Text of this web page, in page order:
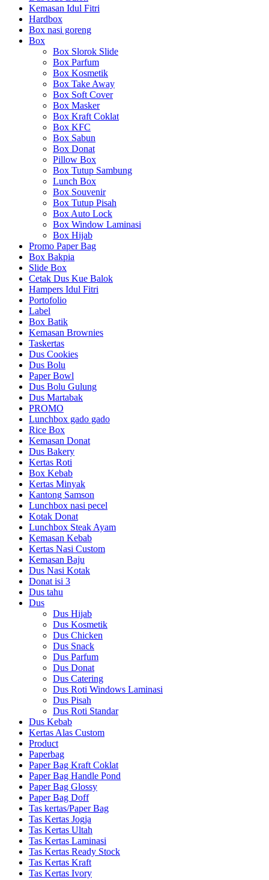
Kemasan Idul Fitri
Hardbox
Box nasi goreng
Box
Box Slorok Slide
Box Parfum
Box Kosmetik
Box Take Away
Box Soft Cover
Box Masker
Box Kraft Coklat
Box KFC
Box Sabun
Box Donat
Pillow Box
Box Tutup Sambung
Lunch Box
Box Souvenir
Box Tutup Pisah
Box Auto Lock
Box Window Laminasi
Box Hijab
Promo Paper Bag
Box Bakpia
Slide Box
Cetak Dus Kue Balok
Hampers Idul Fitri
Portofolio
Label
Box Batik
Kemasan Brownies
Taskertas
Dus Cookies
Dus Bolu
Paper Bowl
Dus Bolu Gulung
Dus Martabak
PROMO
Lunchbox gado gado
Rice Box
Kemasan Donat
Dus Bakery
Kertas Roti
Box Kebab
Kertas Minyak
Kantong Samson
Lunchbox nasi pecel
Kotak Donat
Lunchbox Steak Ayam
Kemasan Kebab
Kertas Nasi Custom
Kemasan Baju
Dus Nasi Kotak
Donat isi 3
Dus tahu
Dus
Dus Hijab
Dus Kosmetik
Dus Chicken
Dus Snack
Dus Parfum
Dus Donat
Dus Catering
Dus Roti Windows Laminasi
Dus Pisah
Dus Roti Standar
Dus Kebab
Kertas Alas Custom
Product
Paperbag
Paper Bag Kraft Coklat
Paper Bag Handle Pond
Paper Bag Glossy
Paper Bag Doff
Tas kertas/Paper Bag
Tas Kertas Jogja
Tas Kertas Ultah
Tas Kertas Laminasi
Tas Kertas Ready Stock
Tas Kertas Kraft
Tas Kertas Ivory